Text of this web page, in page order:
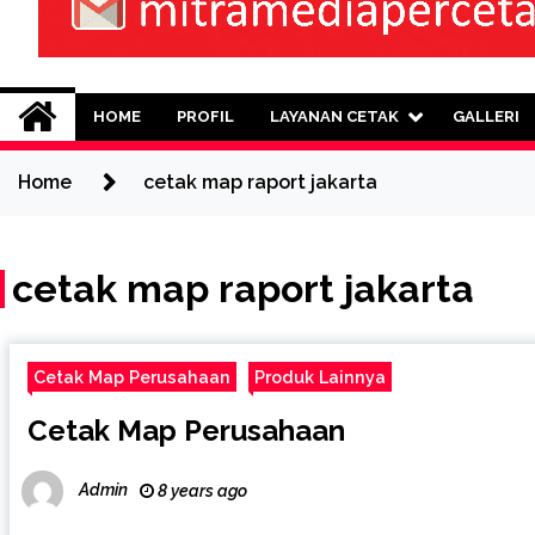
Mitra Media
0813-1670-6191 (Call/WA)
HOME PROFIL LAYANAN CETAK GALLERI
Home cetak map raport jakarta
cetak map raport jakarta
Cetak Map Perusahaan Produk Lainnya
Cetak Map Perusahaan
Admin 8 years ago